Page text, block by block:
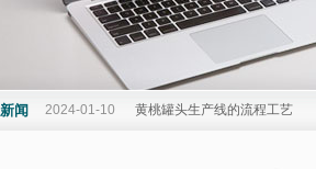
新闻 2024-01-10 黄桃罐头生产线的流程工艺